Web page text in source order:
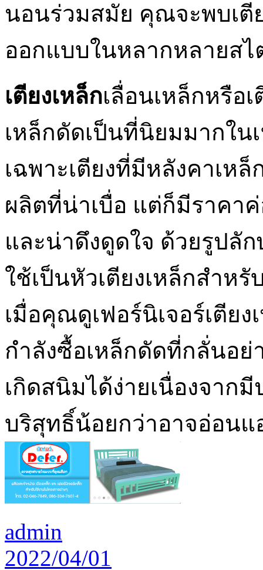
นอนร่วมสมัย คุณจะพบเตี
ออกแบบในหลากหลายสไ
เตียงเหล็กเลื่อนเหล็กหรือ
เหล็กดัดเป็นที่นิยมมากใน
เฉพาะเตียงที่มีหลังคาเห
ผลิตที่น่าเบื่อ แต่ก็มีราคา
และน่าดึงดูดใจ ด้วยรูปลั
ใช้เป็นหัวเตียงเหล็กสำห
เมื่อคุณดูเฟอร์นิเจอร์เตีย
กำลังซื้อเหล็กดัดที่กลั่นอย่
เกิดสนิมได้ง่ายเนื่องจาก
บริสุทธิ์น้อยกว่าอาจอ่อนแ
admin
2022/04/01